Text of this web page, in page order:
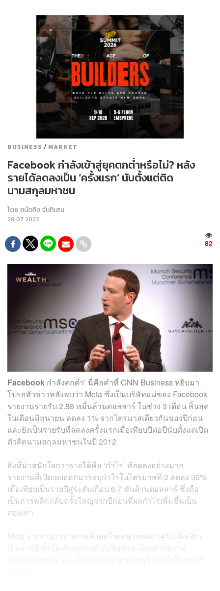
BUSINESS / MARKET
Facebook กำลังเข้าสู่ยุคตกต่ำหรือไม่? หลัง
รายได้ลดลงเป็น ‘ครั้งแรก’ นับตั้งแต่ติด
นามสกุลมหาชน
โดยถนัดกิจ จันกิเสน
28.07.2022
82
Facebook กำลังตกต่ำ’ นี่คือคำที่ CNN Business หยิบมา
โปรยหัวข่าวหลังพบว่า Meta ซึ่งเป็นบริษัทแม่ของ Facebook
รายงานรายรับ 2.88 หมื่นล้านดอลลาร์ ในช่วง 3 เดือน สิ้นสุด
ในเดือนมิถุนายน ลดลง 1% จากไตรมาสเดียวกันของปีก่อน
และยังเป็นรายรับที่ลดลงครั้งแรกเมื่อเทียบปีต่อปีนับตั้งแต่เปิด
ตัวติดนามสกุลมหาชนในปี 2012
สิ่งที่น่าหนักใจกว่ารายได้คือ ‘กำไร’ ที่ลดลงอย่างมาก
รายงานที่เปิดเผยออกมาระบุกำไรในไตรมาสที่ 2 ลดลง 36%
เมื่อเทียบเป็นรายปีสู่ระดับเกือบ 6.7 พันล้านดอลลาร์ ซึ่งถือ
เป็นการพลิกกลับครั้งใหญ่จากปีก่อนที่ผลกำไรเพิ่มขึ้นเป็น
สองเท่า
Meta รายงานว่าราคาเฉลี่ยต่อโฆษณาลดลง 14% เมื่อเทียบ
เป็นรายปี ซึ่งเป็นสัญญาณที่น่าเป็นห่วง เนื่องจากความ